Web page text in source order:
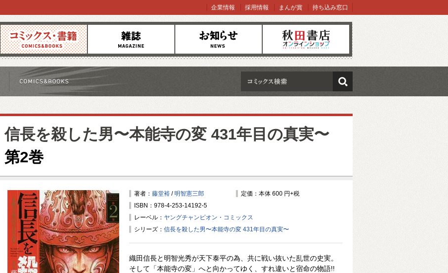
コミックス 雑誌 お知らせ オンラインショップ
企業情報 採用情報 まんが賞 持ち込み窓口
検索
信長を殺した男〜本能寺の変 431年目の真実〜
第2巻
著者： 藤堂裕 /明智憲三郎
定価：本体 600 円+税
ISBN：978-4-253-14192-5
レーベル： ヤングチャンピオン・コミックス
シリーズ： 信長を殺した男〜本能寺の変 431年目の真実〜
織田信長と明智光秀が天下泰平の為、共に戦い抜いた乱世の史実。
そして「本能寺の変」へと向かってゆく、すれ違いと宿命の物語!!